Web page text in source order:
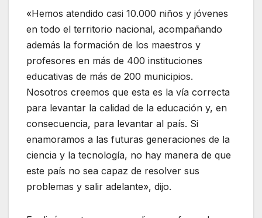
«Hemos atendido casi 10.000 niños y jóvenes
en todo el territorio nacional, acompañando
además la formación de los maestros y
profesores en más de 400 instituciones
educativas de más de 200 municipios.
Nosotros creemos que esta es la vía correcta
para levantar la calidad de la educación y, en
consecuencia, para levantar al país. Si
enamoramos a las futuras generaciones de la
ciencia y la tecnología, no hay manera de que
este país no sea capaz de resolver sus
problemas y salir adelante», dijo.